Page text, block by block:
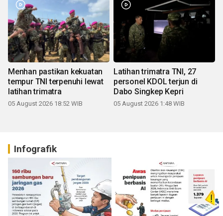
Menhan pastikan kekuatan
tempur TNI terpenuhi lewat
latihan trimatra
05 August 2026 18:52 WIB
Latihan trimatra TNI, 27
personel KDOL terjun di
Dabo Singkep Kepri
05 August 2026 1:48 WIB
Infografik